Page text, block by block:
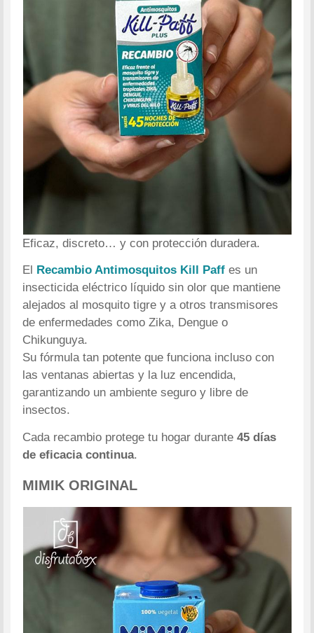
Eficaz, discreto… y con protección duradera.
El Recambio Antimosquitos Kill Paff es un
insecticida eléctrico líquido sin olor que mantiene
alejados al mosquito tigre y a otros transmisores
de enfermedades como Zika, Dengue o
Chikunguya.
Su fórmula tan potente que funciona incluso con
las ventanas abiertas y la luz encendida,
garantizando un ambiente seguro y libre de
insectos.
Cada recambio protege tu hogar durante45 días
de eficacia continua.
MIMIK ORIGINAL